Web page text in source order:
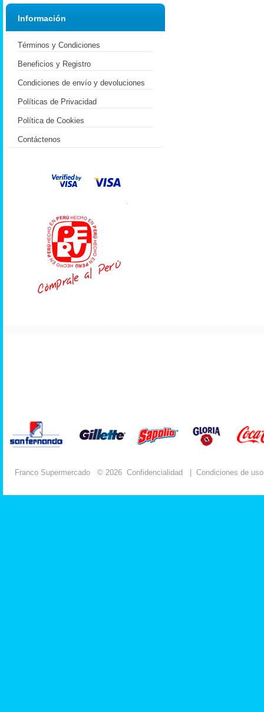
Información
Términos y Condiciones
Beneficios y Registro
Condiciones de envío y devoluciones
Políticas de Privacidad
Política de Cookies
Contáctenos
.
Franco Supermercado © 2026 Confidencialidad Condiciones de uso